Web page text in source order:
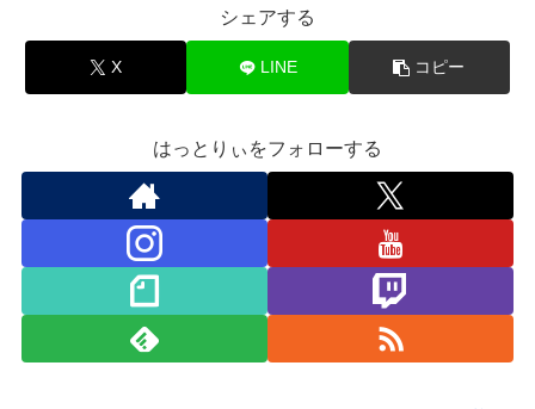
シェアする
X LINE コピー
はっとりぃをフォローする